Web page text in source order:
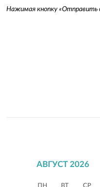
Нажимая кнопку «Отправить
АВГУСТ 2026